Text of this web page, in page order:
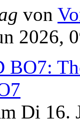
von
2026,
BO7:
Di 16.